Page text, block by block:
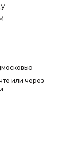
или через